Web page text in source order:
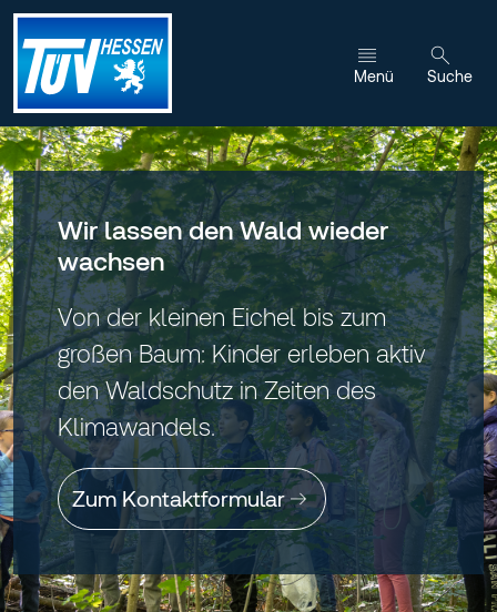
Zum Inhalt wechseln
Menü Suche
Wir lassen den Wald wieder
wachsen
Von der kleinen Eichel bis zum
großen Baum: Kinder erleben aktiv
den Waldschutz in Zeiten des
Klimawandels.
Zum Kontaktformular